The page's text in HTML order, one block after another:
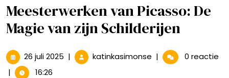
Meesterwerken van Picasso: De
Magie van zijn Schilderijen
26 juli 2025 26| katinkasimonse Meesterwerken
van
|
0 reactie
|
16:26